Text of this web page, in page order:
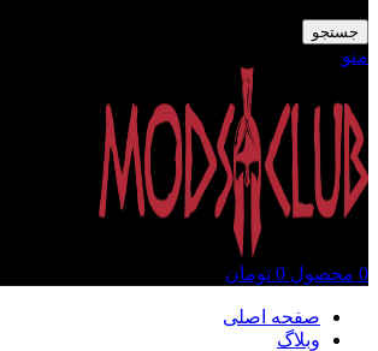
جستجو
منو
0 محصول 0 تومان
صفحه اصلی
وبلاگ